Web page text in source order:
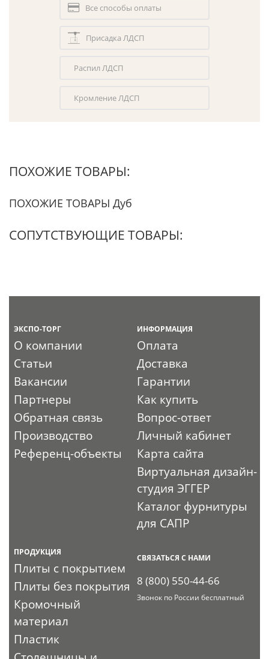
Все способы оплаты
Присадка ЛДСП
Распил ЛДСП
Кромление ЛДСП
ПОХОЖИЕ ТОВАРЫ:
ПОХОЖИЕ ТОВАРЫ Дуб
СОПУТСТВУЮЩИЕ ТОВАРЫ:
ЭКСПО-ТОРГ
О компании
Статьи
Вакансии
Партнеры
Обратная связь
Производство
Референц-объекты
ИНФОРМАЦИЯ
Оплата
Доставка
Гарантии
Как купить
Вопрос-ответ
Личный кабинет
Карта сайта
Виртуальная дизайн-
студия ЭГГЕР
Каталог фурнитуры
для САПР
ПРОДУКЦИЯ
Плиты с покрытием
Плиты без покрытия
Кромочный
материал
Пластик
СВЯЗАТЬСЯ С НАМИ
8 (800) 550-44-66
Звонок по России бесплатный